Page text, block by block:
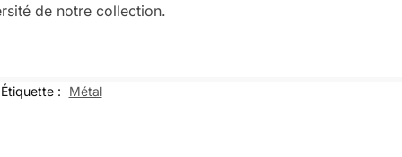
de notre collection.
Étiquette : Métal